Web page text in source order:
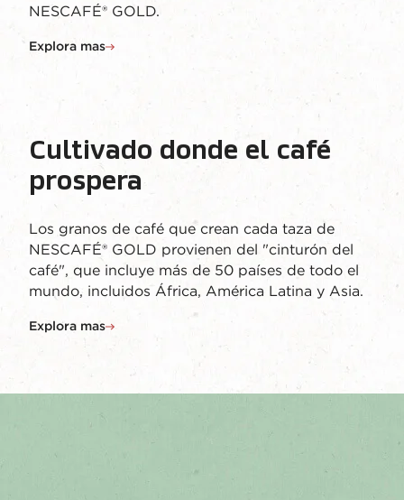
NESCAFÉ® GOLD.
Explora mas
Cultivado donde el café
prospera
Los granos de café que crean cada taza de
NESCAFÉ® GOLD provienen del "cinturón del
café", que incluye más de 50 países de todo el
mundo, incluidos África, América Latina y Asia.
Explora mas